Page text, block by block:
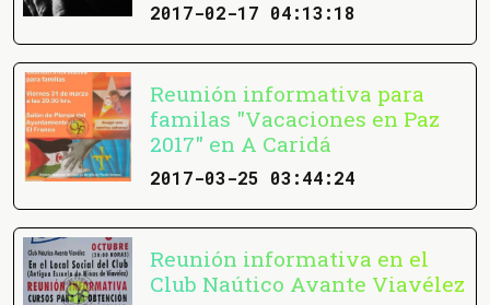
2017-02-17 04:13:18
Reunión informativa para
familas "Vacaciones en Paz
2017" en A Caridá
2017-03-25 03:44:24
Reunión informativa en el
Club Naútico Avante Viavélez